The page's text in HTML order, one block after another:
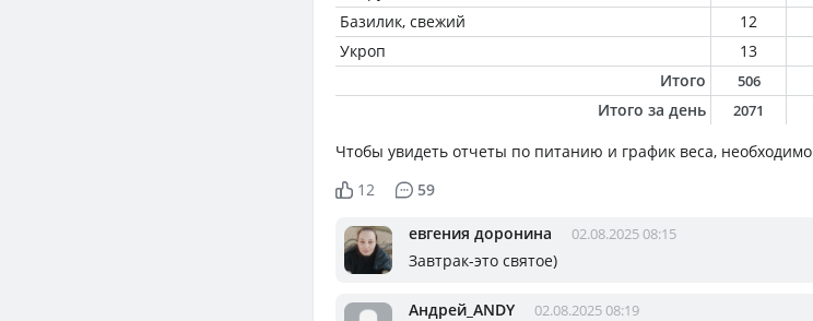
Базилик, свежий
12
Укроп
13
Итого
506
Итого за день 2071
Чтобы увидеть отчеты по питанию и график веса, необходимо
12
59
евгения доронина 02.08.2025 08:15
Завтрак-это святое)
Андрей_ANDY 02.08.2025 08:19